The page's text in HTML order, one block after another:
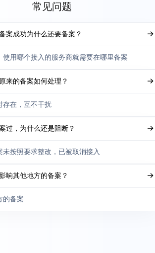
常见问题
案成功为什么还要备案？
使用哪个接入的服务商就需要在哪里备案
来的备案如何处理？
存在，互不干扰
过，为什么还是阻断？
未按照要求整改，已被取消接入
响其他地方的备案？
的备案